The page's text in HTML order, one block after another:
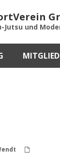
Jutsu und